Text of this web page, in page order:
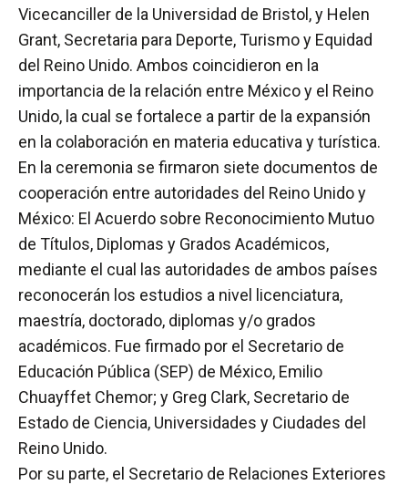
Vicecanciller de la Universidad de Bristol, y Helen
Grant, Secretaria para Deporte, Turismo y Equidad
del Reino Unido. Ambos coincidieron en la
importancia de la relación entre México y el Reino
Unido, la cual se fortalece a partir de la expansión
en la colaboración en materia educativa y turística.
En la ceremonia se firmaron siete documentos de
cooperación entre autoridades del Reino Unido y
México: El Acuerdo sobre Reconocimiento Mutuo
de Títulos, Diplomas y Grados Académicos,
mediante el cual las autoridades de ambos países
reconocerán los estudios a nivel licenciatura,
maestría, doctorado, diplomas y/o grados
académicos. Fue firmado por el Secretario de
Educación Pública (SEP) de México, Emilio
Chuayffet Chemor; y Greg Clark, Secretario de
Estado de Ciencia, Universidades y Ciudades del
Reino Unido.
Por su parte, el Secretario de Relaciones Exteriores